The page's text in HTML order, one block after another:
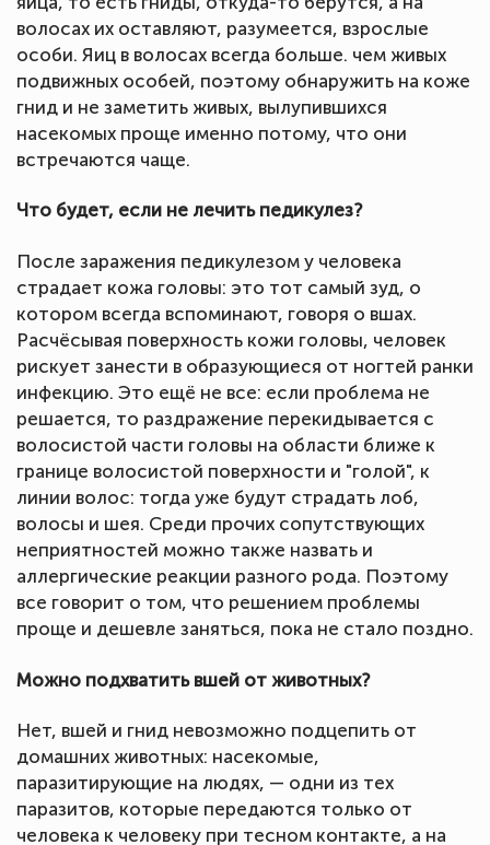
волосах их оставляют, разумеется, взрослые
особи. Яиц в волосах всегда больше. чем живых
подвижных особей, поэтому обнаружить на коже
гнид и не заметить живых, вылупившихся
насекомых проще именно потому, что они
встречаются чаще.
Что будет, если не лечить педикулез?
После заражения педикулезом у человека
страдает кожа головы: это тот самый зуд, о
котором всегда вспоминают, говоря о вшах.
Расчёсывая поверхность кожи головы, человек
рискует занести в образующиеся от ногтей ранки
инфекцию. Это ещё не все: если проблема не
решается, то раздражение перекидывается с
волосистой части головы на области ближе к
границе волосистой поверхности и "голой", к
линии волос: тогда уже будут страдать лоб,
волосы и шея. Среди прочих сопутствующих
неприятностей можно также назвать и
аллергические реакции разного рода. Поэтому
все говорит о том, что решением проблемы
проще и дешевле заняться, пока не стало поздно.
Можно подхватить вшей от животных?
Нет, вшей и гнид невозможно подцепить от
домашних животных: насекомые,
паразитирующие на людях, — одни из тех
паразитов, которые передаются только от
человека к человеку при тесном контакте, а на